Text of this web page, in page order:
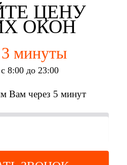
ЦЕНУ
ОКОН
3 минуты
8:00 до 23:00
Вам через 5 минут